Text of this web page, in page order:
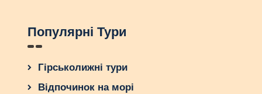
Популярні Тури
Гірськолижні тури
Відпочинок на морі